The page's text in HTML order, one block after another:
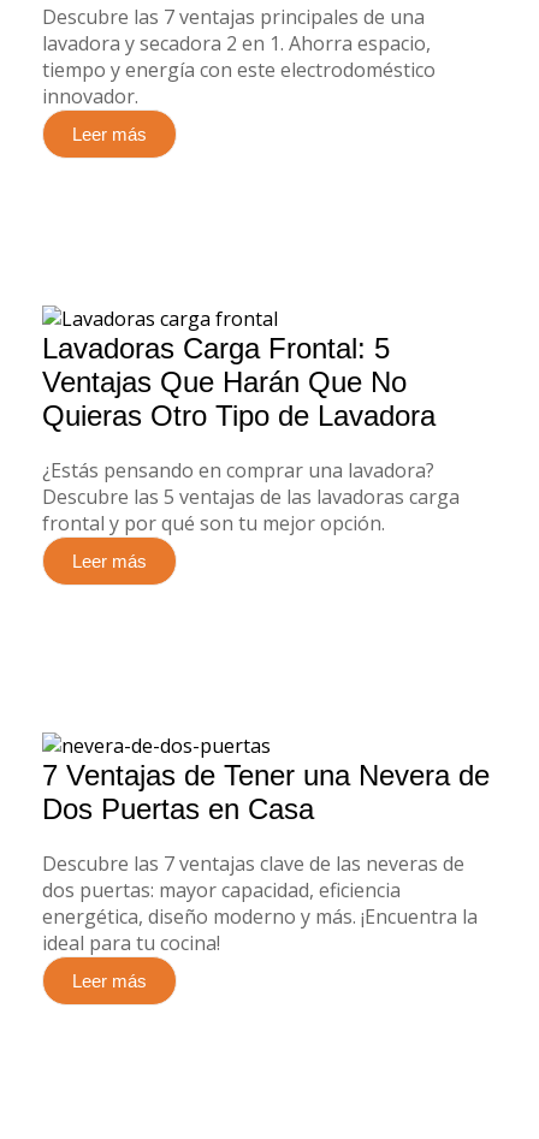
Descubre las 7 ventajas principales de una
lavadora y secadora 2 en 1. Ahorra espacio,
tiempo y energía con este electrodoméstico
innovador.
Leer más
Lavadoras Carga Frontal: 5
Ventajas Que Harán Que No
Quieras Otro Tipo de Lavadora
¿Estás pensando en comprar una lavadora?
Descubre las 5 ventajas de las lavadoras carga
frontal y por qué son tu mejor opción.
Leer más
7 Ventajas de Tener una Nevera de
Dos Puertas en Casa
Descubre las 7 ventajas clave de las neveras de
dos puertas: mayor capacidad, eficiencia
energética, diseño moderno y más. ¡Encuentra la
ideal para tu cocina!
Leer más